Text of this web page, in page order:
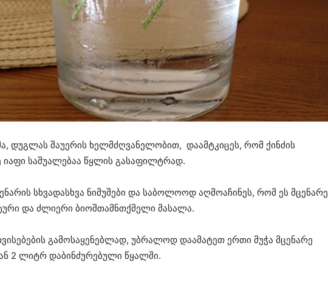
დუგლას შაუერის ხელმძღვანელობით, დაამტკიცეს, რომ ქინძის
საშუალებაა წყლის გასაფილტრად.
სხვადასხვა ნიმუშები და საბოლოოდ აღმოაჩინეს, რომ ეს მცენარე
და ძლიერი ბიოშთამნთქმელი მასალა.
გამოსაყენებლად, უბრალოდ დაამატეთ ერთი მუჭა მცენარე
2 ლიტრ დაბინძურებული წყალში.